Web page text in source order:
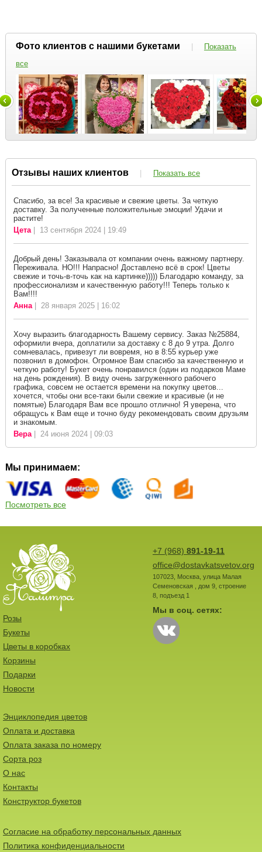
Фото клиентов с нашими букетами |
Показать
все
Отзывы наших клиентов | Показать все
Спасибо, за все! За красивые и свежие цветы. За четкую
доставку. За полученные положительные эмоции! Удачи и
растите!
Цета| 13 сентября 2024 | 19:49
Добрый день! Заказывала от компании очень важному партнеру.
Переживала. НО!!! Напрасно! Доставлено всё в срок! Цветы
свежие и точь-в-точь как на картинке))))) Благодарю команду, за
профессионализм и качественную работу!!! Теперь только к
Вам!!!!
Анна| 28 января 2025 | 16:02
Хочу выразить благодарность Вашему сервису. Заказ №25884,
оформили вчера, доплатили за доставку с 8 до 9 утра. Долго
сомневалась, привезут ли вовремя, но в 8:55 курьер уже
позвонил в домофон. Огромное Вам спасибо за качественную и
четкую работу! Букет очень понравился (один из подарков Маме
на день рождения). В виду очень загруженного рабочего
графика, совсем не остается времени на покупку цветов...
хочется, чтобы они все-таки были свежие и красивые (и не
помятые) Благодаря Вам все прошло отлично! Я уверена, что
обращусь к Вам еще и точно буду рекомендовать своим друзьям
и знакомым.
Вера| 24 июня 2024 | 09:03
Мы принимаем:
Посмотреть все
+7 (968) 891-19-11
office@dostavkatsvetov.org
107023, Москва, улица Малая
Семеновская , дом 9, строение
8, подъезд 1
Мы в соц. сетях:
Розы
Букеты
Цветы в коробках
Корзины
Подарки
Новости
Энциклопедия цветов
Оплата и доставка
Оплата заказа по номеру
Сорта роз
О нас
Контакты
Конструктор букетов
Согласие на обработку персональных данных
Политика конфиденциальности